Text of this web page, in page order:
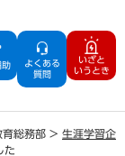
助
よくある
質問
いざと
いうとき
育総務部 > 生涯学習企
た